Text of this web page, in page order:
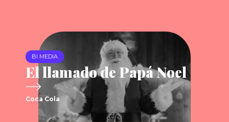
BI MEDIA
El llamado de Papá Noel
Coca Cola